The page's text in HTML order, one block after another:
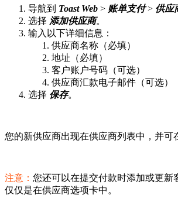
导航到 Toast Web > 账单支付> 供应
选择 添加供应商。
输入以下详细信息：
供应商名称（必填）
地址（必填）
客户账户号码（可选）
供应商汇款电子邮件（可选）
选择 保存。
您的新供应商出现在供应商列表中，并可
注意： 您还可以在提交付款时添加或更新
仅仅是在供应商选项卡中。